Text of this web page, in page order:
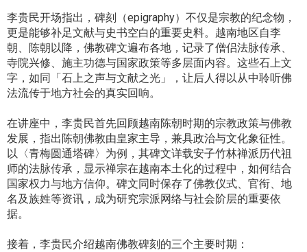
李贵民开场指出，碑刻（epigraphy）不仅是宗教的纪念物，
更是能够补足文献与史书空白的重要史料。越南地区自李
朝、陈朝以降，佛教碑文遍布各地，记录了僧侣法脉传承、
寺院兴修、施主功德与国家政策等多层面内容。这些石上文
字，如同「石上之声与文献之光」，让后人得以从中聆听佛
法流传于地方社会的真实回响。
在讲座中，李贵民首先回顾越南陈朝时期的宗教政策与佛教
发展，指出陈朝佛教由皇家主导，兼具政治与文化象征性。
以〈青梅圆通塔碑〉为例，其碑文详载安子竹林禅派历代祖
师的法脉传承，显示禅宗在越南本土化的过程中，如何结合
国家权力与地方信仰。碑文同时保存了佛教仪式、官衔、地
名及族姓等资讯，成为研究宗派网络与社会阶层的重要依
据。
接着，李贵民介绍越南佛教碑刻的三个主要时期：